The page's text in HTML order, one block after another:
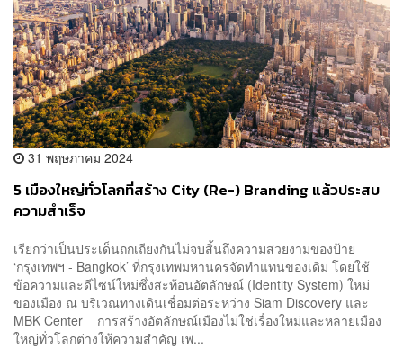
31 พฤษภาคม 2024
5 เมืองใหญ่ทั่วโลกที่สร้าง City (Re-) Branding แล้วประสบ
ความสำเร็จ
เรียกว่าเป็นประเด็นถกเถียงกันไม่จบสิ้นถึงความสวยงามของป้าย
‘กรุงเทพฯ - Bangkok’ ที่กรุงเทพมหานครจัดทำแทนของเดิม โดยใช้
ข้อความและดีไซน์ใหม่ซึ่งสะท้อนอัตลักษณ์ (Identity System) ใหม่
ของเมือง ณ บริเวณทางเดินเชื่อมต่อระหว่าง Siam Discovery และ
MBK Center การสร้างอัตลักษณ์เมืองไม่ใช่เรื่องใหม่และหลายเมือง
ใหญ่ทั่วโลกต่างให้ความสำคัญ เพ...